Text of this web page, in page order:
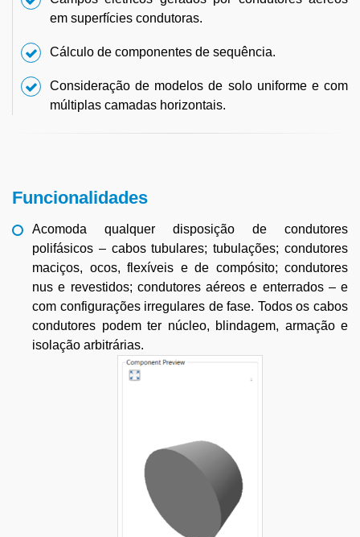
em superfícies condutoras.
Cálculo de componentes de sequência.
Consideração de modelos de solo uniforme e com
múltiplas camadas horizontais.
Funcionalidades
Acomoda qualquer disposição de condutores
polifásicos – cabos tubulares; tubulações; condutores
maciços, ocos, flexíveis e de compósito; condutores
nus e revestidos; condutores aéreos e enterrados – e
com configurações irregulares de fase. Todos os cabos
condutores podem ter núcleo, blindagem, armação e
isolação arbitrárias.